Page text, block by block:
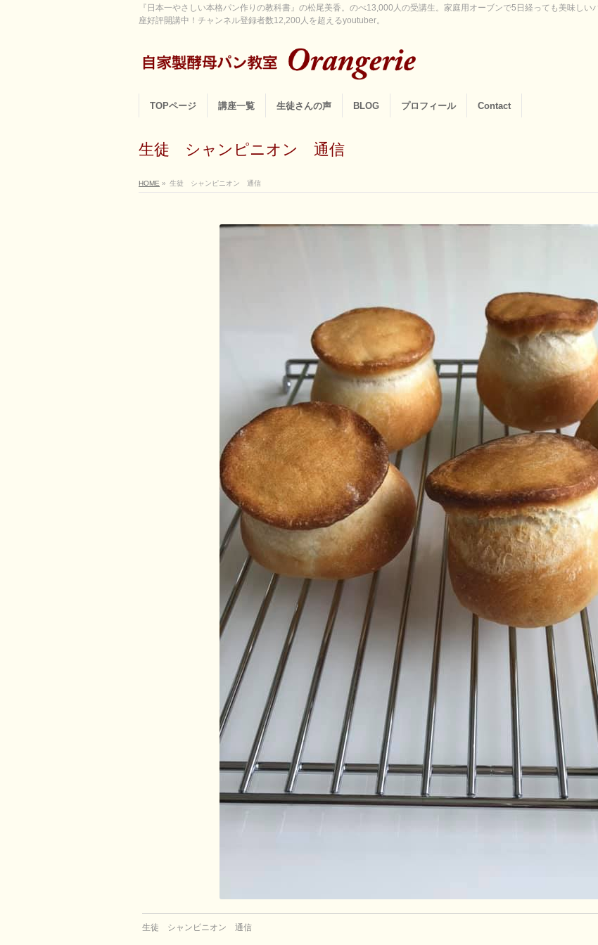
『日本一やさしい本格パン作りの教科書』の松尾美香。のべ13,000人の受講生。家庭用オーブンで5日経っても美味し
座好評開講中！チャンネル登録者数12,200人を超えるyoutuber。
TOPページ 講座一覧 生徒さんの声 BLOG プロフィール Contact
生徒 シャンピニオン 通信
HOME » 生徒 シャンピニオン 通信
生徒 シャンピニオン 通信